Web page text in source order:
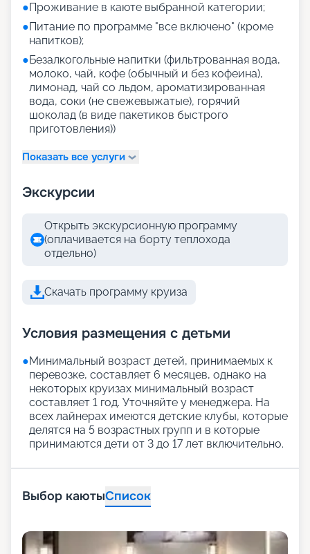
●Проживание в каюте выбранной категории;
●Питание по программе "все включено" (кроме
напитков);
●Безалкогольные напитки (фильтрованная вода,
молоко, чай, кофе (обычный и без кофеина),
лимонад, чай со льдом, ароматизированная
вода, соки (не свежевыжатые), горячий
шоколад (в виде пакетиков быстрого
приготовления))
Показать все услуги
Экскурсии
Открыть экскурсионную программу
(оплачивается на борту теплохода
отдельно)
Скачать программу круиза
Условия размещения с детьми
●Минимальный возраст детей, принимаемых к
перевозке, составляет 6 месяцев, однако на
некоторых круизах минимальный возраст
составляет 1 год. Уточняйте у менеджера. На
всех лайнерах имеются детские клубы, которые
делятся на 5 возрастных групп и в которые
принимаются дети от 3 до 17 лет включительно.
Выбор каютыСписок